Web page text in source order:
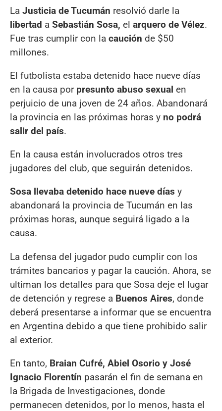
La Justicia de Tucumán resolvió darle la
libertad a Sebastián Sosa, el arquero de Vélez.
Fue tras cumplir con la caución de $50
millones.
El futbolista estaba detenido hace nueve días
en la causa porpresunto abuso sexual en
perjuicio de una joven de 24 años. Abandonará
la provincia en las próximas horas y no podrá
salir del país.
En la causa están involucrados otros tres
jugadores del club, que seguirán detenidos.
Sosa llevaba detenido hace nueve días y
abandonará la provincia de Tucumán en las
próximas horas, aunque seguirá ligado a la
causa.
La defensa del jugador pudo cumplir con los
trámites bancarios y pagar la caución. Ahora, se
ultiman los detalles para que Sosa deje el lugar
de detención y regrese a Buenos Aires, donde
deberá presentarse a informar que se encuentra
en Argentina debido a que tiene prohibido salir
al exterior.
En tanto, Braian Cufré, Abiel Osorio y José
Ignacio Florentín pasarán el fin de semana en
la Brigada de Investigaciones, donde
permanecen detenidos, por lo menos, hasta el